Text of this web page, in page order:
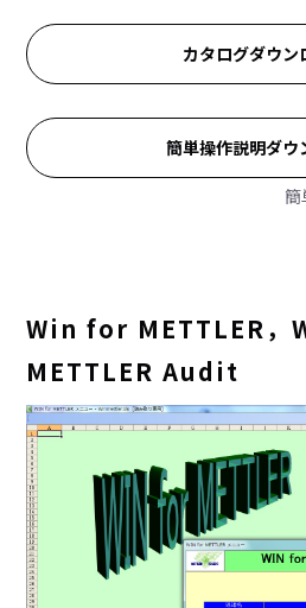
カタログダウン
簡単操作説明ダウ
Win for METTLER
METTLER Audit